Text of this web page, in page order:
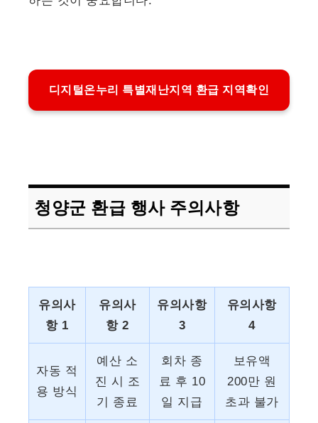
디지털온누리 특별재난지역 환급 지역확인
청양군 환급 행사 주의사항
유의사
항 1
유의사
항 2
유의사항
3
유의사항
4
자동 적
용 방식
예산 소
진 시 조
기 종료
회차 종
료 후 10
일 지급
보유액
200만 원
초과 불가